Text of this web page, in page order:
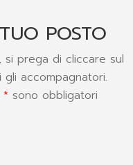
POSTO
prega di cliccare sul
accompagnatori.
* sono obbligatori